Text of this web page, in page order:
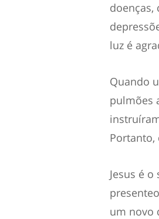
doenças,
luz é
Quando
pulmões
Portanto,
Jesus é
um novo